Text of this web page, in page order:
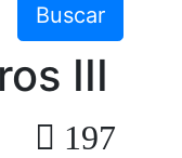
Buscar
III
197